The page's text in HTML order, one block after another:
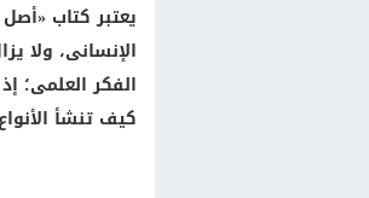
يعتبر كتاب «أصل
الفكر العلمى؛
كيف تنشأ